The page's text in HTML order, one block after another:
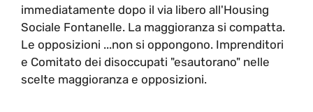
immediatamente dopo il via libero all'Housing
Sociale Fontanelle. La maggioranza si compatta.
Le opposizioni ...non si oppongono. Imprenditori
e Comitato dei disoccupati "esautorano" nelle
scelte maggioranza e opposizioni.